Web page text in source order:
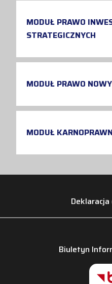
MODUŁ PRAWO
STRATEGICZNYCH
MODUŁ PRAWO
MODUŁ
Biuletyn